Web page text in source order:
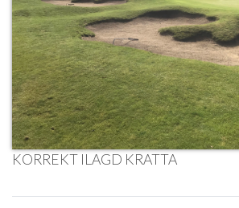
KORREKT ILAGD KRATTA